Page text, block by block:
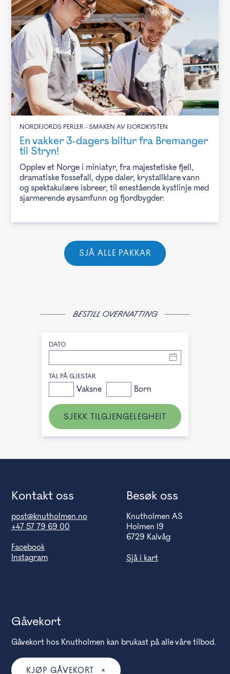
NORDFJORDS PERLER - SMAKEN AV FJORDKYSTEN
En vakker 3-dagers biltur fra Bremanger
til Stryn!
Opplev et Norge i miniatyr, fra majestetiske fjell,
dramatiske fossefall, dype daler, krystallklare vann
og spektakulære isbreer, til enestående kystlinje med
sjarmerende øysamfunn og fjordbygder.
SJÅ ALLE PAKKAR
BESTILL OVERNATTING
DATO
TAL PÅ GJESTAR
Vaksne Born
SJEKK TILGJENGELEGHEIT
Kontakt oss
post@knutholmen.no
+47 57 79 69 00
Facebook
Instagram
Besøk oss
Knutholmen AS
Holmen 19
6729 Kalvåg
Sjå i kart
Gåvekort
Gåvekort hos Knutholmen kan brukast på alle våre tilbod.
KJØP GÅVEKORT